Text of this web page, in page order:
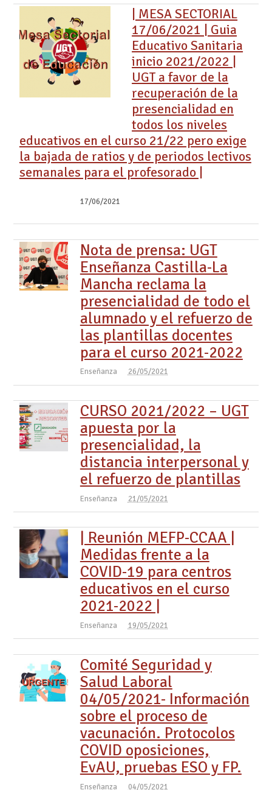
| MESA SECTORIAL
17/06/2021 | Guia
Educativo Sanitaria
inicio 2021/2022 |
UGT a favor de la
recuperación de la
presencialidad en
todos los niveles
educativos en el curso 21/22 pero exige
la bajada de ratios y de periodos lectivos
semanales para el profesorado |
17/06/2021
Nota de prensa: UGT
Enseñanza Castilla-La
Mancha reclama la
presencialidad de todo el
alumnado y el refuerzo de
las plantillas docentes
para el curso 2021-2022
Enseñanza 26/05/2021
CURSO 2021/2022 – UGT
apuesta por la
presencialidad, la
distancia interpersonal y
el refuerzo de plantillas
Enseñanza 21/05/2021
| Reunión MEFP-CCAA |
Medidas frente a la
COVID-19 para centros
educativos en el curso
2021-2022 |
Enseñanza 19/05/2021
Comité Seguridad y
Salud Laboral
04/05/2021- Información
sobre el proceso de
vacunación. Protocolos
COVID oposiciones,
EvAU, pruebas ESO y FP.
Enseñanza 04/05/2021